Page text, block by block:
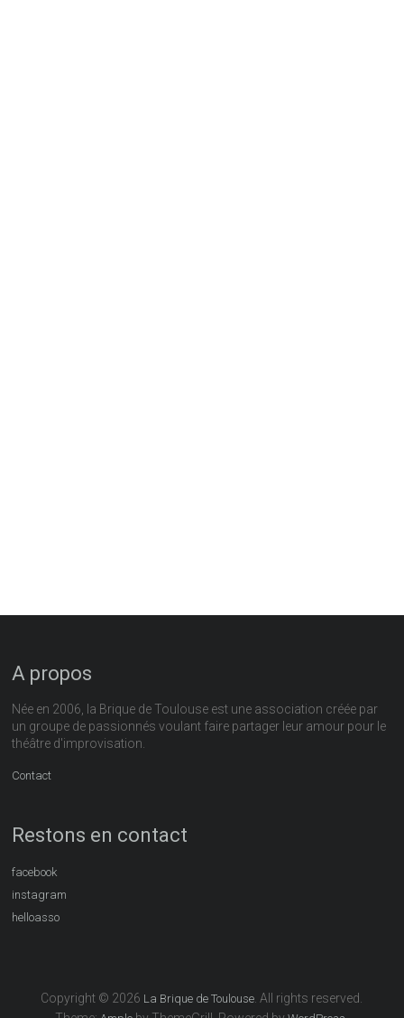
A propos
Née en 2006, la Brique de Toulouse est une association créée par
un groupe de passionnés voulant faire partager leur amour pour le
théâtre d'improvisation.
Contact
Restons en contact
facebook
instagram
helloasso
Copyright © 2026 La Brique de Toulouse . All rights reserved.